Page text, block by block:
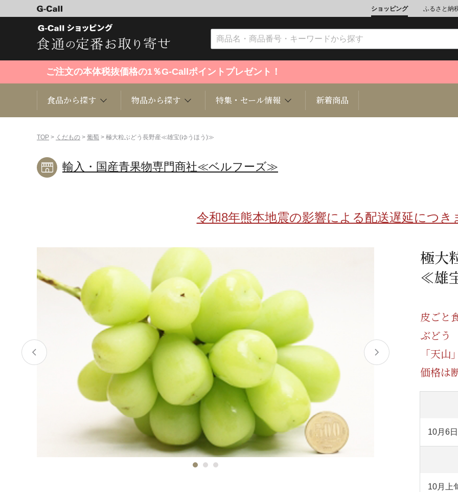
ショッピング ふるさと納
ご注文の本体税抜価格の1％G-Callポイントプレゼント！
食品から探す
くだもの お米
旬の食材 豊洲お取
産地検索
物品から探す
趣味・雑貨 芸能・文化
健康/美容 ペット関連
特集・セール情報 新着商品
TOP > くだもの > 葡萄 > 極大粒ぶどう長野産≪雄宝(ゆうほう)≫
輸入・国産青果物専門商社≪ベルフーズ≫
令和8年熊本地震の影響による配送遅延につき
極大
≪雄
皮ごと
ぶどう
「天
価格は
10月6
10月上